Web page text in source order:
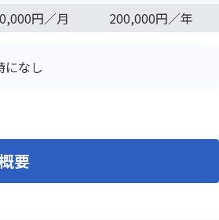
円／月 200,000円／年
になし
要